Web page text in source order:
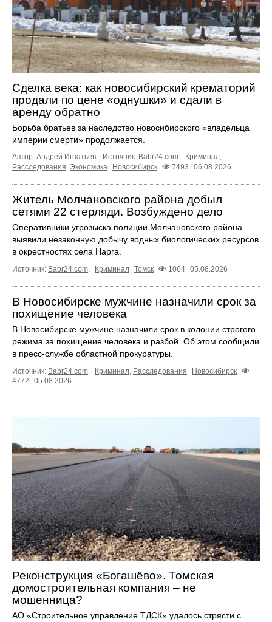
Сделка века: как новосибирский крематорий
продали по цене «однушки» и сдали в
аренду обратно
Борьба братьев за наследство новосибирского «владельца
империи смерти» продолжается.
Автор: Андрей Игнатьев. Источник: Babr24.com Криминал
Расследования, Экономика Новосибирск 7493 06.08.2026
Житель Молчановского района добыл
сетями 22 стерляди. Возбуждено дело
Оперативники угрозыска полиции Молчановского района
выявили незаконную добычу водных биологических ресурсов
в окрестностях села Нарга.
Источник: Babr24.com. Криминал Томск 1064 05.08.2026
В Новосибирске мужчине назначили срок за
похищение человека
В Новосибирске мужчине назначили срок в колонии строгого
режима за похищение человека и разбой. Об этом сообщили
в пресс-службе областной прокуратуры.
Источник: Babr24.com. Криминал, Расследования
Новосибирск
4772
05.08.2026
Реконструкция «Богашёво». Томская
домостроительная компания – не
мошенница?
АО «Строительное управление ТДСК» удалось стрясти с